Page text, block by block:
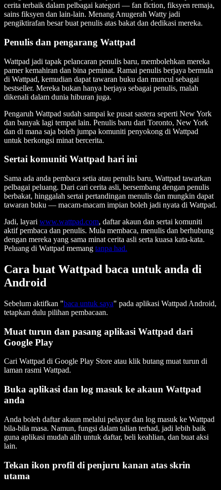
cerita terbaik dalam pelbagai kategori — fan fiction, fiksyen remaja,
sains fiksyen dan lain-lain. Menang Anugerah Watty jadi
pengiktirafan besar buat penulis atas bakat dan dedikasi mereka.
Penulis dan pengarang Wattpad
Wattpad jadi tapak pelancaran penulis baru, membolehkan mereka
pamer kemahiran dan bina peminat. Ramai penulis berjaya bermula
di Wattpad, kemudian dapat tawaran buku dan muncul sebagai
bestseller. Mereka bukan hanya berjaya sebagai penulis, malah
dikenali dalam dunia hiburan juga.
Pengaruh Wattpad sudah sampai ke pusat sastera seperti New York
dan banyak lagi tempat lain. Penulis baru dari Toronto, New York
dan di mana saja boleh jumpa komuniti penyokong di Wattpad
untuk berkongsi minat bercerita.
Sertai komuniti Wattpad hari ini
Sama ada anda pembaca setia atau penulis baru, Wattpad tawarkan
pelbagai peluang. Dari cari cerita asli, bersembang dengan penulis
berbakat, hinggalah sertai pertandingan menulis dan mungkin dapat
tawaran buku — macam-macam impian boleh jadi nyata di Wattpad.
Jadi, layari www.wattpad.com, daftar akaun dan sertai komuniti
aktif pembaca dan penulis. Mula membaca, menulis dan berhubung
dengan mereka yang sama minat cerita asli serta kuasa kata-kata.
Peluang di Wattpad memang tanpa had.
Cara buat Wattpad baca untuk anda di
Android
Sebelum aktifkan "baca untuk saya" pada aplikasi Wattpad Android,
tetapkan dulu pilihan pembacaan.
Muat turun dan pasang aplikasi Wattpad dari
Google Play
Cari Wattpad di Google Play Store atau klik butang muat turun di
laman rasmi Wattpad.
Buka aplikasi dan log masuk ke akaun Wattpad
anda
Anda boleh daftar akaun melalui pelayar dan log masuk ke Wattpad
bila-bila masa. Namun, fungsi dalam talian terhad, jadi lebih baik
guna aplikasi mudah alih untuk daftar, beli keahlian, dan buat aksi
lain.
Tekan ikon profil di penjuru kanan atas skrin
utama